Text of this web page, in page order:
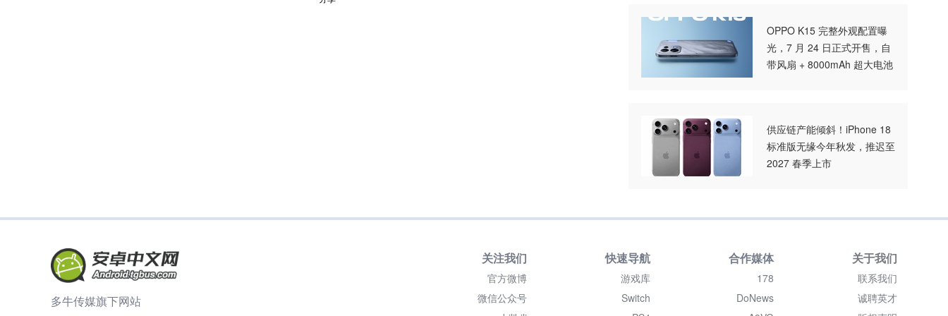
OPPO K15 完整外观配置曝
光，7 月 24 日正式开售，自
带风扇 + 8000mAh 超大电池
供应链产能倾斜！iPhone 18
标准版无缘今年秋发，推迟至
2027 春季上市
多牛传媒旗下网站
关注我们
官方微博
微信公众号
快速导航
游戏库
Switch
合作媒体
178
DoNews
关于我们
联系我们
诚聘英才